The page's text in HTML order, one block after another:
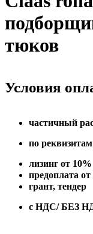
тюков
Условия
частичный
по реквизитам
лизинг от 10%
предоплата
грант, тендер
с НДС/ БЕЗ